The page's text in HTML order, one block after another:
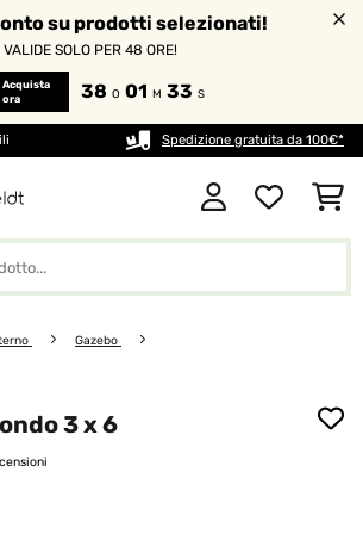
su prodotti selezionati!
SOLO PER 48 ORE!
Acquista
ora
38 O 01 M 33 S
Spedizione gratuita da 100€*
Gazebo
3 x 6